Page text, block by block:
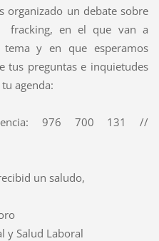
organizado un debate sobre
fracking, en el que van a
y en que esperamos
tus preguntas e inquietudes
agenda:
976 700 131 //
un saludo,
y Salud Laboral